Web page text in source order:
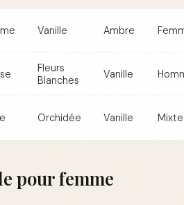
Vanille Ambre
Fleurs
Blanches
Vanille
Orchidée Vanille Mixte
pour femme